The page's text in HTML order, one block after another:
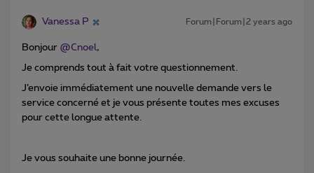
Vanessa P Forum|Forum|2 years ago
Bonjour @Cnoel,
Je comprends tout à fait votre questionnement.
J’envoie immédiatement une nouvelle demande vers le
service concerné et je vous présente toutes mes excuses
pour cette longue attente.
Je vous souhaite une bonne journée.